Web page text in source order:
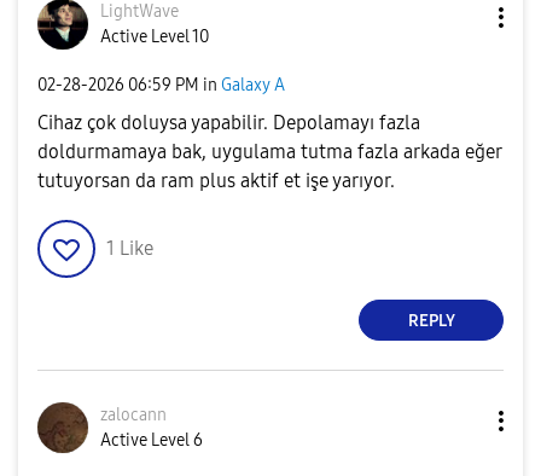
LightWave
Active Level 10
‎02-28-2026 06:59 PM in Galaxy A
Cihaz çok doluysa yapabilir. Depolamayı fazla
doldurmamaya bak, uygulama tutma fazla arkada eğer
tutuyorsan da ram plus aktif et işe yarıyor.
1 Like
REPLY
zalocann
Active Level 6